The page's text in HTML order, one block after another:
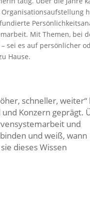
Mit Themen, bei
sei es auf persönlicher
Hause.
schneller, weiter“
Konzern geprägt.
und
und weiß, wann
dieses Wissen